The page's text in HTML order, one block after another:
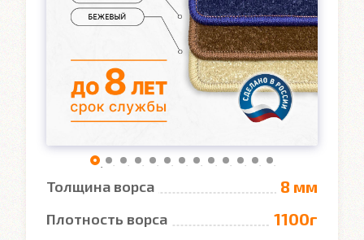
Толщина ворса 8 мм
Плотность ворса 1100г